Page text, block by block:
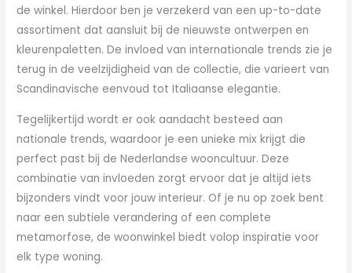
de winkel. Hierdoor ben je verzekerd van een up-to-date
assortiment dat aansluit bij de nieuwste ontwerpen en
kleurenpaletten. De invloed van internationale trends zie je
terug in de veelzijdigheid van de collectie, die varieert van
Scandinavische eenvoud tot Italiaanse elegantie.
Tegelijkertijd wordt er ook aandacht besteed aan
nationale trends, waardoor je een unieke mix krijgt die
perfect past bij de Nederlandse wooncultuur. Deze
combinatie van invloeden zorgt ervoor dat je altijd iets
bijzonders vindt voor jouw interieur. Of je nu op zoek bent
naar een subtiele verandering of een complete
metamorfose, de woonwinkel biedt volop inspiratie voor
elk type woning.